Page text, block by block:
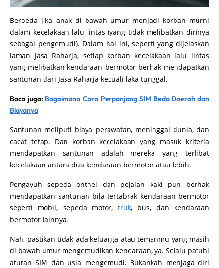
Berbeda jika anak di bawah umur menjadi korban murni
dalam kecelakaan lalu lintas (yang tidak melibatkan dirinya
sebagai pengemudi). Dalam hal ini, seperti yang dijelaskan
laman Jasa Raharja, setiap korban kecelakaan lalu lintas
yang melibatkan kendaraan bermotor berhak mendapatkan
santunan dari Jasa Raharja kecuali laka tunggal.
Baca juga: Bagaimana Cara Perpanjang SIM Beda Daerah dan
Biayanya
Santunan meliputi biaya perawatan, meninggal dunia, dan
cacat tetap. Dan korban kecelakaan yang masuk kriteria
mendapatkan santunan adalah mereka yang terlibat
kecelakaan antara dua kendaraan bermotor atau lebih.
Pengayuh sepeda onthel dan pejalan kaki pun berhak
mendapatkan santunan bila tertabrak kendaraan bermotor
seperti mobil, sepeda motor,truk, bus, dan kendaraan
bermotor lainnya.
Nah, pastikan tidak ada keluarga atau temanmu yang masih
di bawah umur mengemudikan kendaraan, ya. Selalu patuhi
aturan SIM dan usia mengemudi. Bukankah menjaga diri